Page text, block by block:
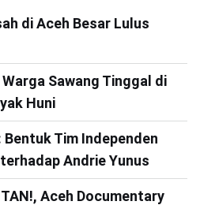
di Aceh Besar Lulus
Sawang Tinggal di
Huni
Bentuk Tim Independen
Andrie Yunus
Aceh Documentary